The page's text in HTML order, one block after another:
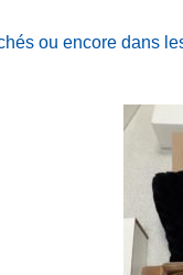
ou encore dans